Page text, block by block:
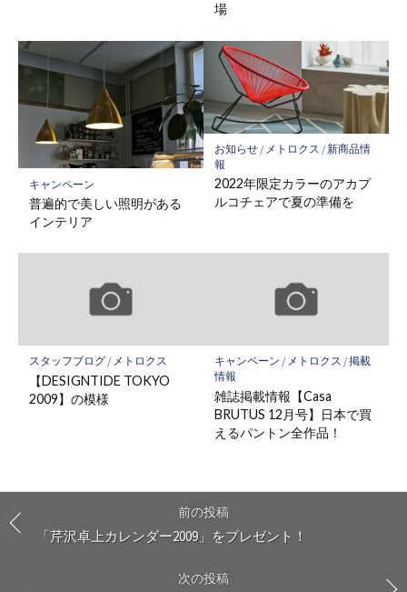
場
キャンペーン
普遍的で美しい照明がある
インテリア
お知らせ/ メトロクス /新商品情
報
2022年限定カラーのアカプ
ルコチェアで夏の準備を
スタッフブログ/ メトロクス
【DESIGNTIDE TOKYO
2009】の模様
キャンペーン / メトロクス /掲載
情報
雑誌掲載情報【Casa
BRUTUS 12月号】日本で買
えるパントン全作品！
前の投稿
「芹沢卓上カレンダー2009」をプレゼント！
次の投稿